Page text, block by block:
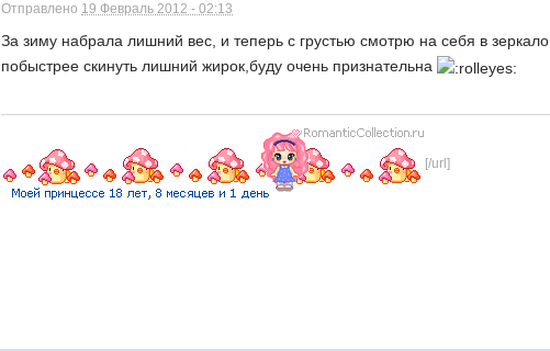
Отправлено 19 Февраль 2012 - 02:13
За зиму набрала лишний вес, и теперь с грустью смотрю на себя в зеркало
побыстрее скинуть лишний жирок,буду очень признательна
[/url]